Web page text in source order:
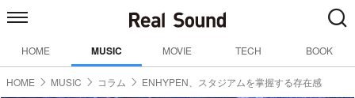
HOME MUSIC MOVIE TECH BOOK
HOME MUSIC コラム ENHYPEN、スタジアムを掌握する存在感